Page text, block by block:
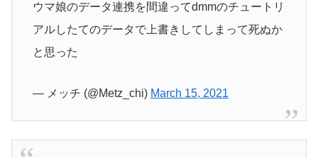
ウマ娘のデータ連携を間違ってdmmのチュートリ
アルしたてのデータで上書きしてしまって死ぬか
と思った
— メッチ (@Metz_chi) March 15, 2021